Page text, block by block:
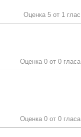
Оценка 5 от 1 глас
Оценка 0 от 0 гласа
Оценка 0 от 0 гласа